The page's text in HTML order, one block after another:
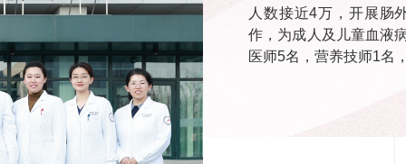
人数接近4万，开展肠
作，为成人及儿童血液
医师5名，营养技师1名